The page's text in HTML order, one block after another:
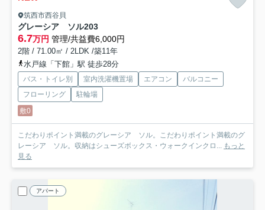
筑西市西谷貝
グレーシア ソル203
6.7万円 管理/共益費6,000円
2階 / 71.00㎡ / 2LDK /築11年
水戸線「下館」駅 徒歩28分
バス・トイレ別 室内洗濯機置場 エアコン
バルコニー
フローリング
駐輪場
敷0
こだわりポイント満載のグレーシア ソル。こだわりポイント満載のグ
レーシア ソル。収納はシューズボックス・ウォークインクロ...
もっと
見る
アパート